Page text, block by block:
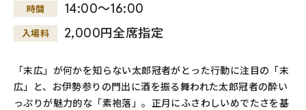
時間 14:00～16:00
入場料 2,000円全席指定
「末広」が何かを知らない太郎冠者がとった行動に注目の「末
広」と、お伊勢参りの門出に酒を振る舞われた太郎冠者の酔い
っぷりが魅力的な「素袍落」。正月にふさわしいめでたさを基